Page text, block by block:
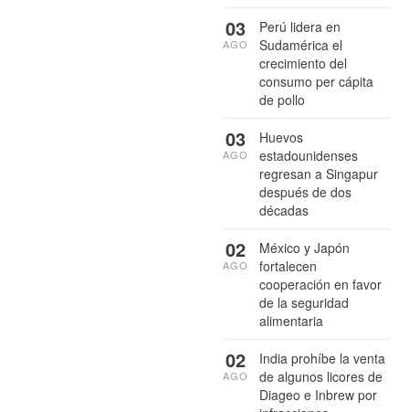
Perú lidera en
Sudamérica el
crecimiento del
consumo per cápita
de pollo
03
AGO
Huevos
estadounidenses
regresan a Singapur
después de dos
décadas
03
AGO
México y Japón
fortalecen
cooperación en favor
de la seguridad
alimentaria
02
AGO
India prohíbe la venta
de algunos licores de
Diageo e Inbrew por
02
AGO